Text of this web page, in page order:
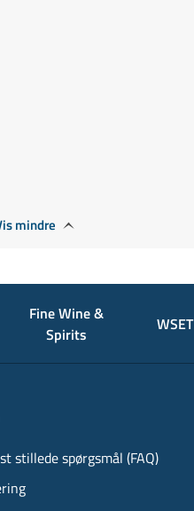
mindre
Fine Wine &
Spirits
WSET
stillede spørgsmål (FAQ)